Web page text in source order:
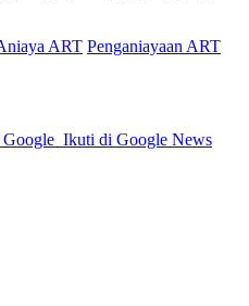
ART Penganiayaan ART
Google Ikuti di Google News